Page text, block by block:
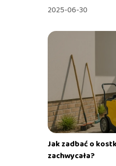
2025-06-30
Jak zadbać o
zachwycała?